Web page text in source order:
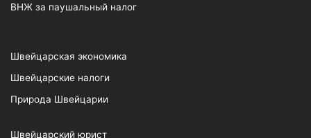
ВНЖ за паушальный налог
Швейцарская экономика
Швейцарские налоги
Природа Швейцарии
Швейцарский юрист